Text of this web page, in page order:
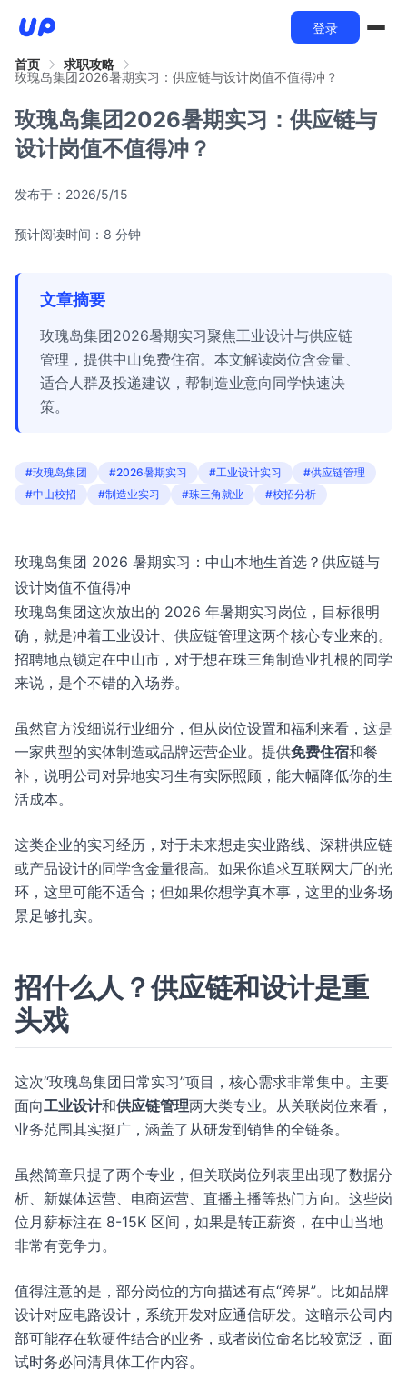
登录
首页
求职攻略
玫瑰岛集团2026暑期实习：供应链与设计岗值不值得冲？
玫瑰岛集团2026暑期实习：供应链与
设计岗值不值得冲？
发布于： 2026/5/15
预计阅读时间：8 分钟
文章摘要
玫瑰岛集团2026暑期实习聚焦工业设计与供应链
管理，提供中山免费住宿。本文解读岗位含金量、
适合人群及投递建议，帮制造业意向同学快速决
策。
#玫瑰岛集团 #2026暑期实习 #工业设计实习
#供应链管理
#中山校招
#制造业实习 #珠三角就业 #校招分析
玫瑰岛集团 2026 暑期实习：中山本地生首选？供应链与
设计岗值不值得冲
玫瑰岛集团这次放出的 2026 年暑期实习岗位，目标很明
确，就是冲着工业设计、供应链管理这两个核心专业来的。
招聘地点锁定在中山市，对于想在珠三角制造业扎根的同学
来说，是个不错的入场券。
虽然官方没细说行业细分，但从岗位设置和福利来看，这是
一家典型的实体制造或品牌运营企业。提供免费住宿和餐
补，说明公司对异地实习生有实际照顾，能大幅降低你的生
活成本。
这类企业的实习经历，对于未来想走实业路线、深耕供应链
或产品设计的同学含金量很高。如果你追求互联网大厂的光
环，这里可能不适合；但如果你想学真本事，这里的业务场
景足够扎实。
招什么人？供应链和设计是重
头戏
这次“玫瑰岛集团日常实习”项目，核心需求非常集中。主要
面向工业设计和供应链管理两大类专业。从关联岗位来看，
业务范围其实挺广，涵盖了从研发到销售的全链条。
虽然简章只提了两个专业，但关联岗位列表里出现了数据分
析、新媒体运营、电商运营、直播主播等热门方向。这些岗
位月薪标注在 8-15K 区间，如果是转正薪资，在中山当地
非常有竞争力。
值得注意的是，部分岗位的方向描述有点“跨界”。比如品牌
设计对应电路设计，系统开发对应通信研发。这暗示公司内
部可能存在软硬件结合的业务，或者岗位命名比较宽泛，面
试时务必问清具体工作内容。